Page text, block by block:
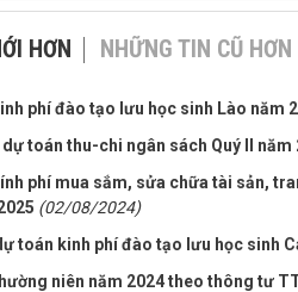
HƠN NHỮNG TIN CŨ HƠN
phí đào tạo lưu học sinh Lào năm
toán thu-chi ngân sách Quý II năm
phí mua sắm, sửa chữa tài sản,
(02/08/2024)
toán kinh phí đào tạo lưu học sinh
niên năm 2024 theo thông tư